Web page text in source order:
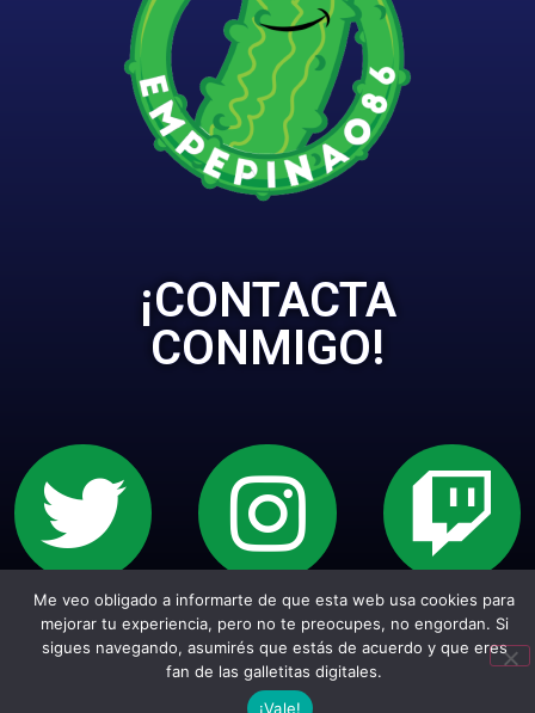
¡CONTACTA
CONMIGO!
Sitio web creado con Wordpress. Todos los
empepiderechos reservados.
Me veo obligado a informarte de que esta web usa cookies para
mejorar tu experiencia, pero no te preocupes, no engordan. Si
sigues navegando, asumirés que estás de acuerdo y que eres
fan de las galletitas digitales.
¡Vale!